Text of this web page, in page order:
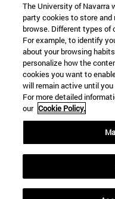
The University of Navarra
party cookies to store
browse. Different types of
For example, to identify
about your browsing
personalize how the
cookies you want to
will remain active until
For more detailed
our Cookie Policy.